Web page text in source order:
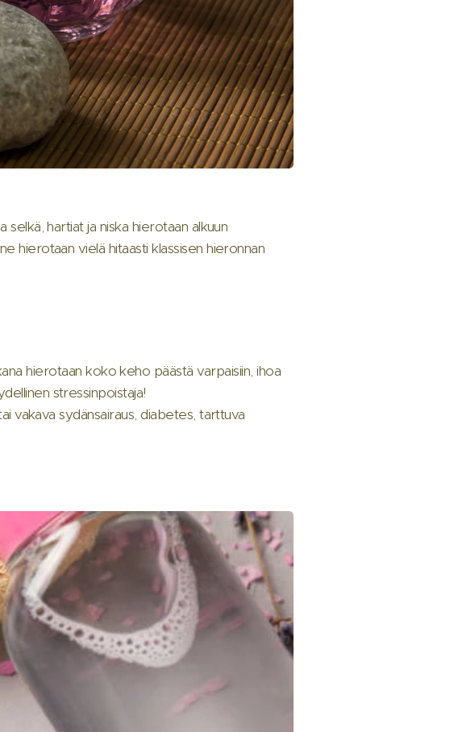
selkä, hartiat ja niska hierotaan alkuun
hierotaan vielä hitaasti klassisen hieronnan
hierotaan koko keho päästä varpaisiin, ihoa
stressinpoistaja!
vakava sydänsairaus, diabetes, tarttuva